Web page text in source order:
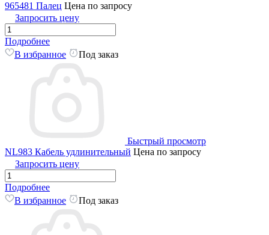
965481 Палец Цена по запросу
Запросить цену
Подробнее
В избранное
Под заказ
Быстрый просмотр
NL983 Кабель удлинительный Цена по запросу
Запросить цену
Подробнее
В избранное
Под заказ